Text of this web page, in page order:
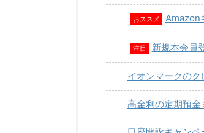
おススメ Amazon
注目 新規本会員
イオンマークの
高金利の定期預金